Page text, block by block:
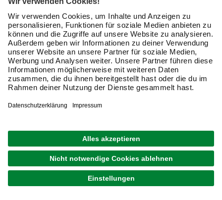
mit und ohne rutschhemmende Beschichtung
Planen Sie, einen Badteppich zu kaufen, sollten Sie
zunächst die Beschaffenheit des Badezimmerbodens
betrachten: Ist er sehr rutschig oder haben Sie
rutschhemmendeFliesenausgelegt? Wenn es darum
geht, eine neue Badematte zu kaufen, spielt es auch eine
ein weiteres Kriterium für die Kaufentscheidung. Dünne
und leichte Ausführungen eignen sich für eine
gelegentliche Nutzung besser, da sie sich einfacher
verstauen lassen.